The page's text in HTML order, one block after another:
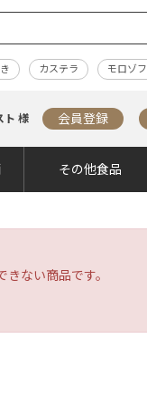
カステラ モロゾフ
ト 様 会員登録
その他食品
ない商品です。